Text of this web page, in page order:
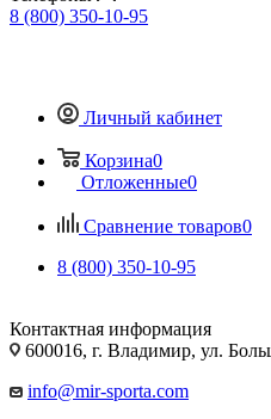
8 (800) 350-10-95
Личный кабинет
Корзина0
Отложенные0
Сравнение товаров0
8 (800) 350-10-95
Контактная информация
600016, г. Владимир, ул.
info@mir-sporta.com